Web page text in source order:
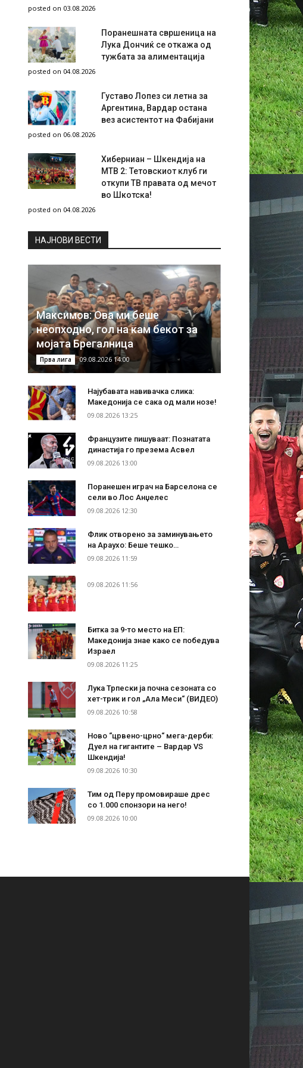
posted on 03.08.2026
Поранешната свршеница на
Лука Дончиќ се откажа од
тужбата за алиментација
posted on 04.08.2026
Густаво Лопез си летна за
Аргентина, Вардар остана
вез асистентот на Фабијани
posted on 06.08.2026
Хиберниан – Шкендија на
МТВ 2: Тетовскиот клуб ги
откупи ТВ правата од мечот
во Шкотска!
posted on 04.08.2026
НAЈНОВИ ВЕСТИ
Максимов: Ова ми беше
неопходно, гол на кам бекот за
мојата Брегалница
Прва лига 09.08.2026 14:00
Најубавата навивачка слика:
Македонија се сака од мали нозе!
09.08.2026 13:25
Французите пишуваат: Познатата
династија го презема Асвел
09.08.2026 13:00
Поранешен играч на Барселона се
сели во Лос Анџелес
09.08.2026 12:30
Флик отворено за заминувањето
на Араухо: Беше тешко…
09.08.2026 11:59
09.08.2026 11:56
Битка за 9-то место на ЕП:
Македонија знае како се победува
Израел
09.08.2026 11:25
Лука Трпески ја почна сезоната со
хет-трик и гол „Ала Меси“ (ВИДЕО)
09.08.2026 10:58
Ново “црвено-црно“ мега-дерби:
Дуел на гигантите – Вардар VS
Шкендија!
09.08.2026 10:30
Тим од Перу промовираше дрес
со 1.000 спонзори на него!
09.08.2026 10:00